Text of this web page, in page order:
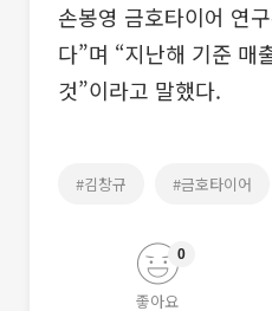
손봉영 금호타이어 연
다”며 “지난해 기준 매
것”이라고 말했다.
#김창규 #금호타이어
좋아요
0